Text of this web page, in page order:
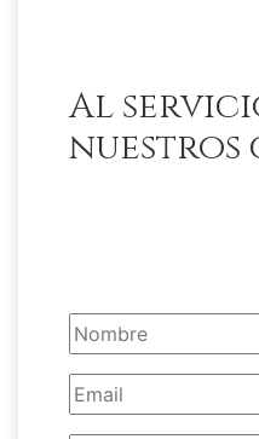
Al
nuestros